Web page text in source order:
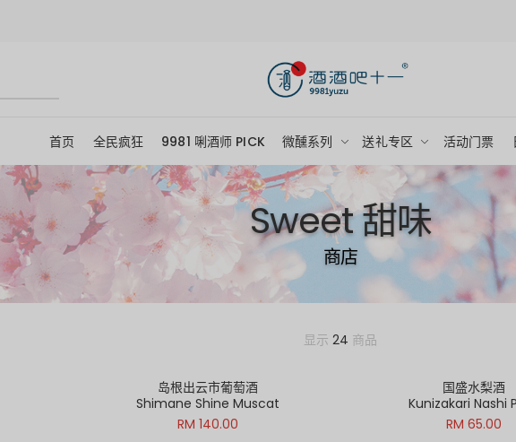
首页 全民疯狂 9981 唎酒师 PICK 微醺系列 送礼专区 活动门票
Sweet 甜味
商店
显示 24 商品
岛根出云市葡萄酒
Shimane Shine Muscat
RM 140.00
国盛水梨酒
Kunizakari Nashi
RM 65.00